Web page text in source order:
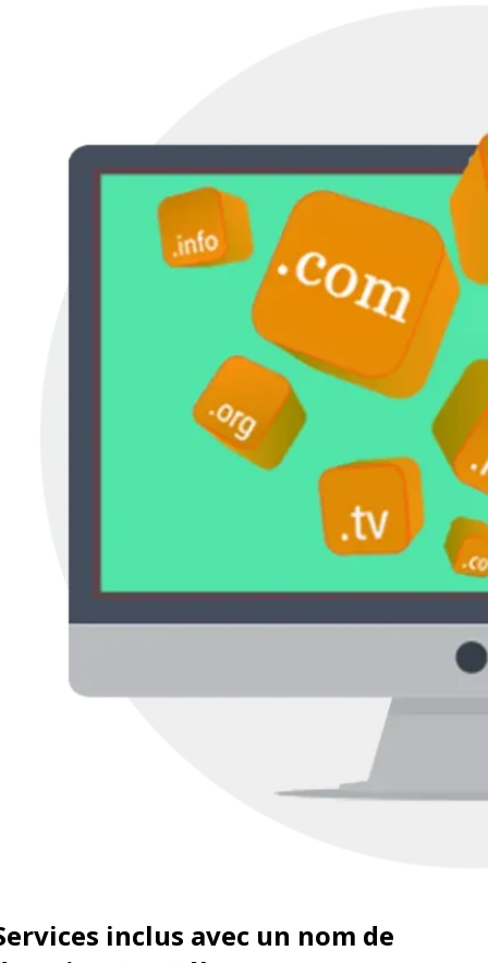
inclus avec un nom de